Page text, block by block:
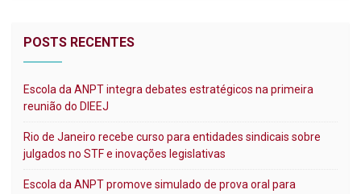
POSTS RECENTES
Escola da ANPT integra debates estratégicos na primeira
reunião do DIEEJ
Rio de Janeiro recebe curso para entidades sindicais sobre
julgados no STF e inovações legislativas
Escola da ANPT promove simulado de prova oral para